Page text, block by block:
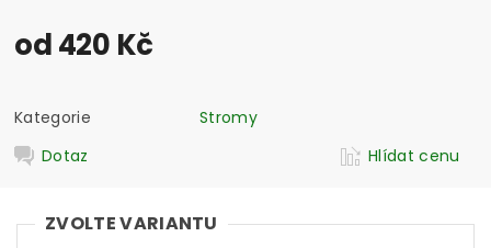
od 420 Kč
Kategorie
Stromy
Dotaz
Hlídat cenu
ZVOLTE VARIANTU